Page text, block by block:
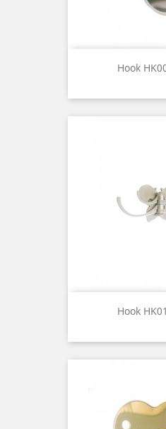
Hook
Hook